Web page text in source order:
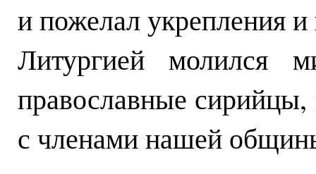
и пожелал укрепления
Литургией молился
православные сирийцы,
с членами нашей